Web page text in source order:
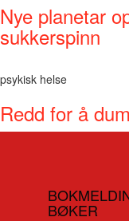
Nye planetar
sukkerspinn
psykisk helse
Redd for å
BØKER